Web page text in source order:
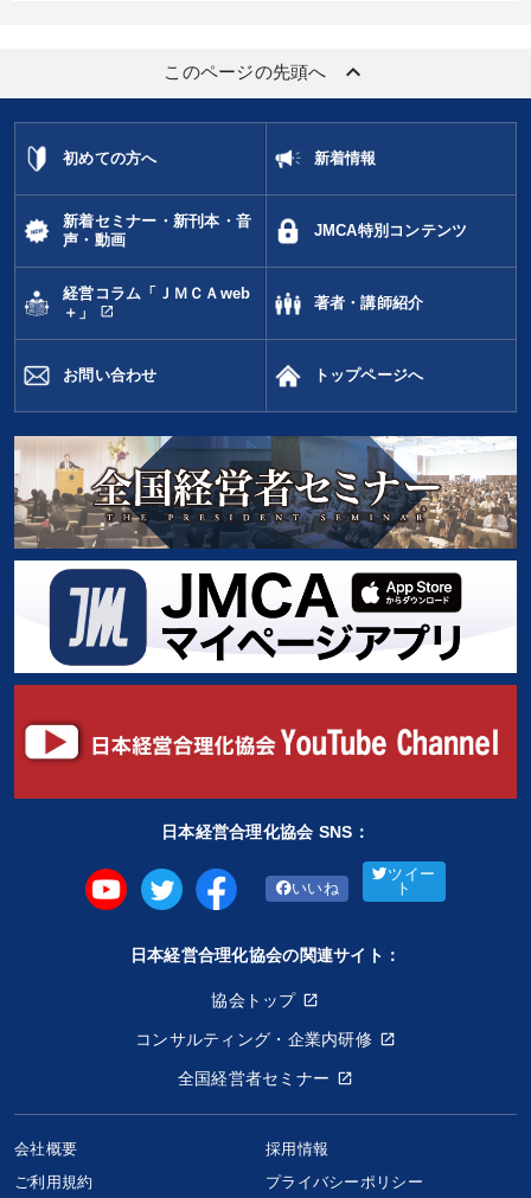
このページの先頭へ keyboard_arrow_up
初めての方へ 新着情報
新着セミナー・新刊本・音
声・動画
JMCA特別コンテンツ
経営コラム「ＪＭＣＡweb
＋」
open_in_new
著者・講師紹介
お問い合わせ トップページへ
日本経営合理化協会 SNS：
いいね
ツイー
ト
日本経営合理化協会の関連サイト：
協会トップ
コンサルティング・企業内研修
全国経営者セミナー
会社概要
採用情報
ご利用規約
プライバシーポリシー